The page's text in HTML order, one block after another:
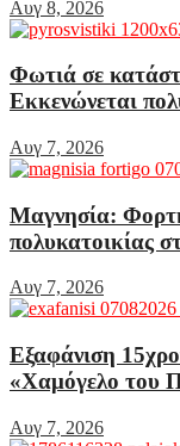
Αυγ 8, 2026
Φωτιά σε
Εκκενώνεται
Αυγ 7, 2026
Μαγνησία:
πολυκατοικίας
Αυγ 7, 2026
Εξαφάνιση
«Χαμόγελο του
Αυγ 7, 2026